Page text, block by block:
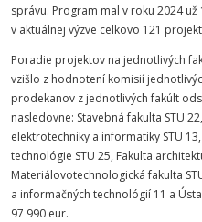
správu. Program mal v roku 2024
v aktuálnej výzve celkovo 121
Poradie projektov na jednotlivých
vzišlo z hodnotení komisií
prodekanov z jednotlivých fakúlt
nasledovne: Stavebná fakulta STU
elektrotechniky a informatiky STU
technológie STU 25, Fakulta
Materiálovotechnologická fakulta
a informačných technológií 11 a
97 990 eur.